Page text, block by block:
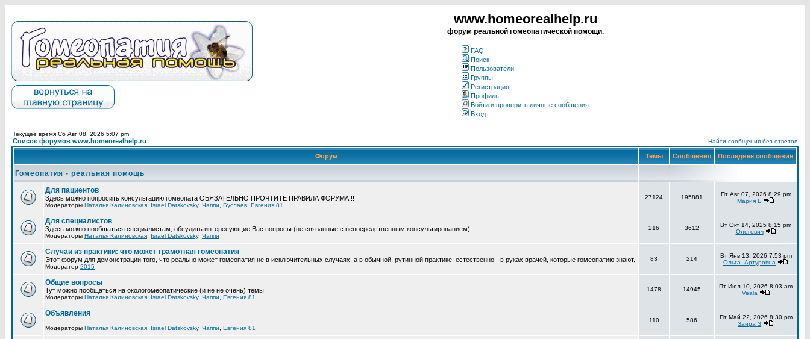
www.homeorealhelp.ru
форум реальной гомеопатической помощи.
FAQ
Поиск
Пользователи
Группы
Регистрация
Профиль
Войти и проверить личные сообщения
Вход
Текущее время Сб Авг 08, 2026 5:07 pm
Список форумов www.homeorealhelp.ru Найти сообщения без ответов
Форум Темы Сообщения Последнее сообщение
Гомеопатия - реальная помощь
Для пациентов
Здесь можно попросить консультацию гомеопата ОБЯЗАТЕЛЬНО ПРОЧТИТЕ ПРАВИЛА ФОРУМА!!!
Модераторы Наталья Калиновская Israel Datskovsky, Чаппи Буслаев Евгения 81
27124 195881
Пт Авг 07, 2026 8:29 pm
Мария Б
Для специалистов
Здесь можно пообщаться специалистам, обсудить интересующие Вас вопросы (не связанные с непосредственным консультированием).
Модераторы Наталья Калиновская Israel Datskovsky, Чаппи
216 3612
Вт Окт 14, 2025 8:15 pm
Олегович
Случаи из практики: что может грамотная гомеопатия
Этот форум для демонстрации того, что реально может гомеопатия не в исключительных случаях, а в обычной, рутинной практике. естественно - в руках врачей, которые гомеопатию знают.
Модератор 2015
83 214
Вт Янв 13, 2026 7:53 pm
Ольга_Артуровна
Общие вопросы
Тут можно пообщаться на окологомеопатические (и не не очень) темы.
Модераторы Наталья Калиновская Israel Datskovsky, Чаппи Евгения 81
1478 14945
Пт Июл 10, 2026 8:03 am
Veala
Объявления
Модераторы Наталья Калиновская Israel Datskovsky, Чаппи Евгения 81
110 586
Пт Май 22, 2026 8:30 pm
Заира З